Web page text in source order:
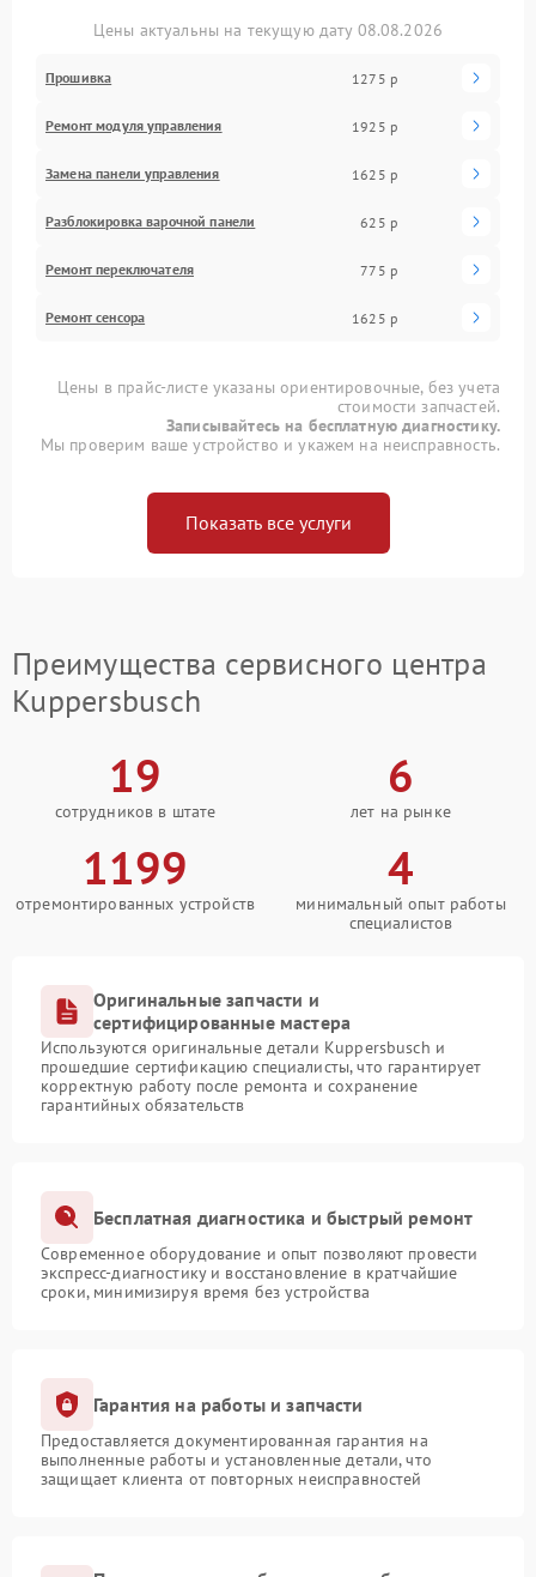
Цены актуальны на текущую дату 08.08.2026
Прошивка 1275 р
Ремонт модуля управления 1925 р
Замена панели управления 1625 р
Разблокировка варочной панели 625 р
Ремонт переключателя 775 р
Ремонт сенсора 1625 р
Цены в прайс-листе указаны ориентировочные, без учета
стоимости запчастей.
Записывайтесь на бесплатную диагностику.
Мы проверим ваше устройство и укажем на неисправность.
Показать все услуги
Преимущества сервисного центра
Kuppersbusch
19
сотрудников в штате
6
лет на рынке
1199
отремонтированных устройств
4
минимальный опыт работы
специалистов
Оригинальные запчасти и
сертифицированные мастера
Используются оригинальные детали Kuppersbusch и
прошедшие сертификацию специалисты, что гарантирует
корректную работу после ремонта и сохранение
гарантийных обязательств
Бесплатная диагностика и быстрый ремонт
Современное оборудование и опыт позволяют провести
экспресс-диагностику и восстановление в кратчайшие
сроки, минимизируя время без устройства
Гарантия на работы и запчасти
Предоставляется документированная гарантия на
выполненные работы и установленные детали, что
защищает клиента от повторных неисправностей